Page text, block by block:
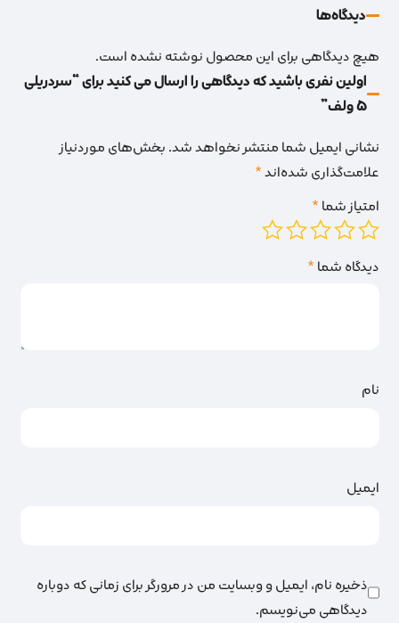
دیدگاه‌‌ها
هیچ دیدگاهی برای این محصول نوشته نشده است.
اولین نفری باشید که دیدگاهی را ارسال می کنید برای “سردریلی
5 ولف”
نشانی ایمیل شما منتشر نخواهد شد.بخش‌های موردنیاز
علامت‌گذاری شده‌اند*
امتیاز شما*
دیدگاه شما*
نام
ایمیل
ذخیره نام، ایمیل و وبسایت من در مرورگر برای زمانی که دوباره
دیدگاهی می‌نویسم.